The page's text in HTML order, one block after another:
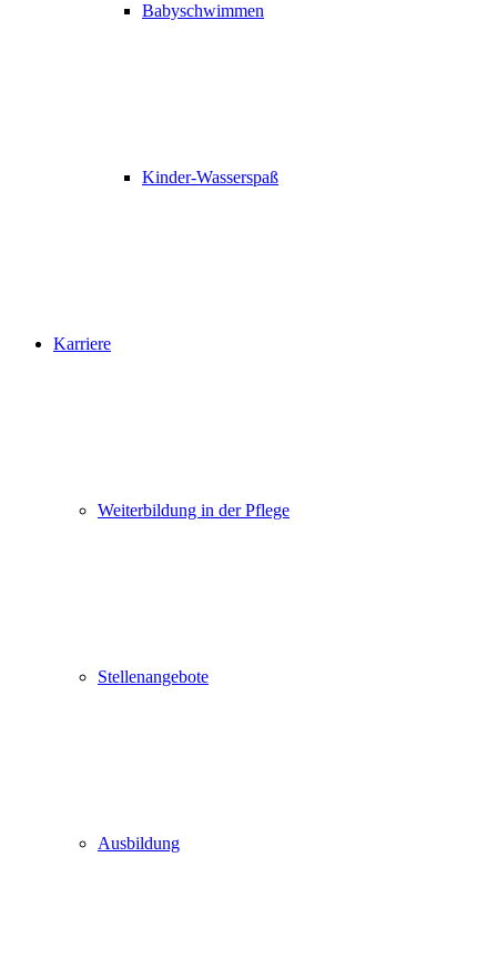
Babyschwimmen
Kinder-Wasserspaß
Karriere
Weiterbildung in der Pflege
Stellenangebote
Ausbildung